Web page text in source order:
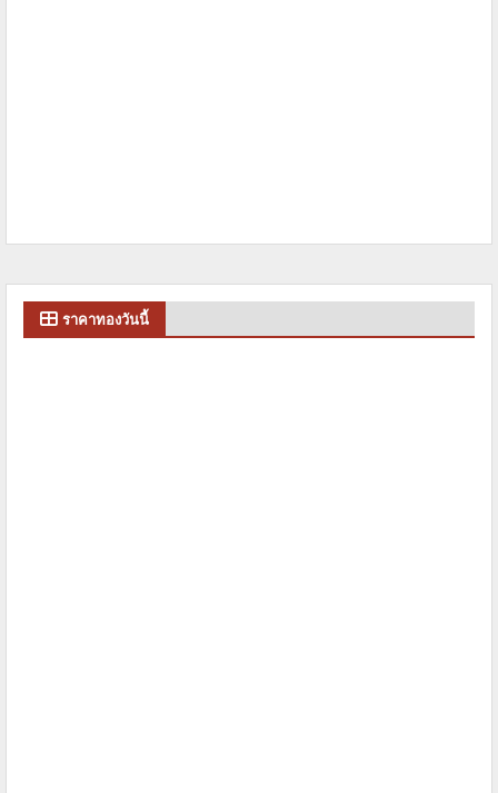
ราคาทองวันนี้